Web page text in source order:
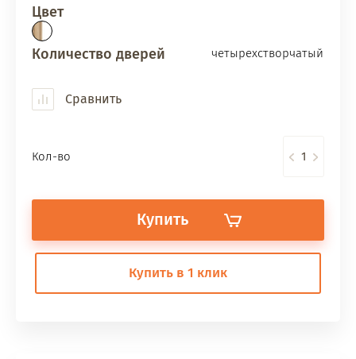
Цвет
Количество дверей четырехстворчатый
Сравнить
Кол-во
Купить
Купить в 1 клик